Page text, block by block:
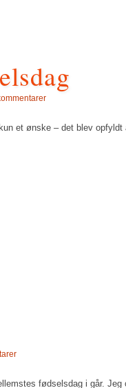
et ønske – det blev opfyldt
fødselsdag i går.